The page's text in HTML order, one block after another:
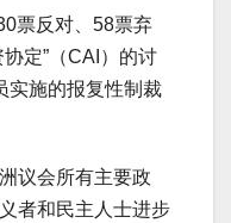
票反对、58票弃
定”（CAI）的讨
实施的报复性制裁
议会所有主要政
者和民主人士进步